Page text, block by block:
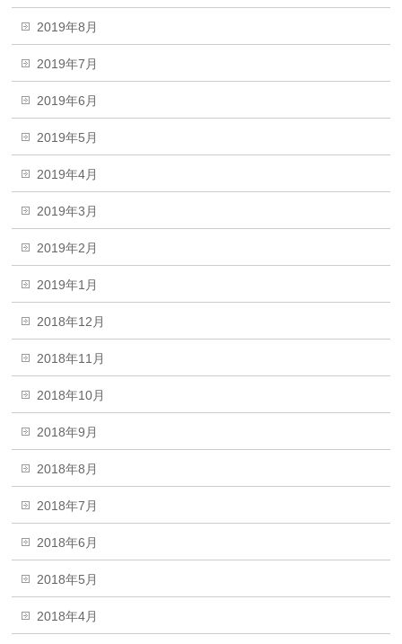
2019年8月
2019年7月
2019年6月
2019年5月
2019年4月
2019年3月
2019年2月
2019年1月
2018年12月
2018年11月
2018年10月
2018年9月
2018年8月
2018年7月
2018年6月
2018年5月
2018年4月